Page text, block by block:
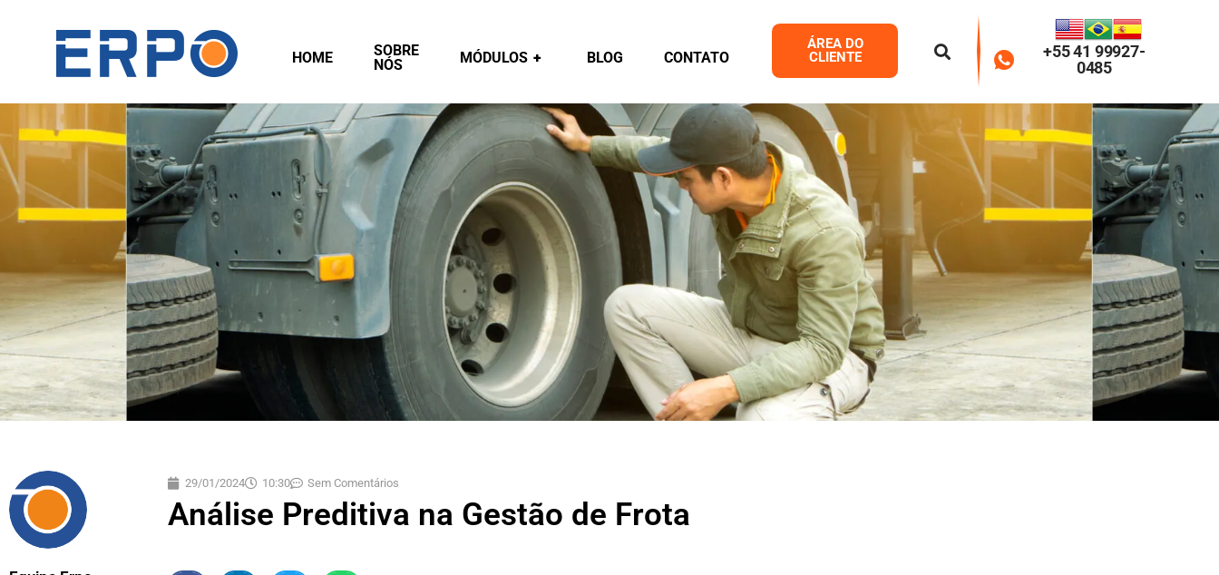
HOME
SOBRE
NÓS
MÓDULOS + BLOG CONTATO
ÁREA DO
CLIENTE
+55 41 99927-
0485
29/01/2024 10:30 Sem Comentários
Análise Preditiva na Gestão de Frota